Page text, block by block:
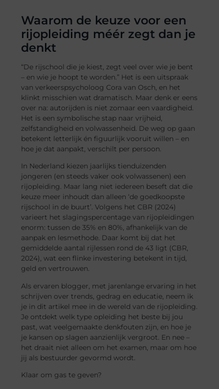
Waarom de keuze voor een
rijopleiding méér zegt dan je
denkt
“De rijschool die je kiest, zegt veel over wie je bent
– en wie je hoopt te worden.” Het is een uitspraak
van verkeerspsycholoog Cora van Osch, en het
klinkt misschien wat dramatisch. Maar denk er eens
over na: autorijden is niet zomaar een vaardigheid.
Het is een symbolische stap naar vrijheid,
zelfstandigheid en volwassenheid. De weg op gaan
betekent letterlijk én figuurlijk vooruit willen – en
hoe je dat aanpakt, verschilt per persoon.
In Nederland kiezen jaarlijks tienduizenden
jongeren (en steeds vaker ook volwassenen) een
rijopleiding. Maar lang niet iedereen beseft dat die
keuze meer inhoudt dan alleen ‘de goedkoopste
rijschool in de buurt’. Volgens het CBR (2024)
varieert het slagingspercentage van rijopleidingen
enorm: tussen de 35% en 80%, afhankelijk van de
aanpak en lesmethode. Daar komt bij dat het
gemiddelde aantal rijlessen rond de 43 ligt (CBR,
2024), wat een flinke investering betekent in tijd,
geld en vertrouwen.
Als ervaren blogger, met jarenlange ervaring in het
schrijven over trends, gedrag en educatie, neem ik
je in dit artikel mee in de wereld van de rijopleiding.
Je ontdekt welk type opleiding het beste bij jou
past, wat veelgemaakte denkfouten zijn, en hoe je
je kansen op slagen aanzienlijk vergroot. En nee –
het draait niet alleen om het examen, maar om hoe
jij als bestuurder gevormd wordt.
Klaar om gas te geven?